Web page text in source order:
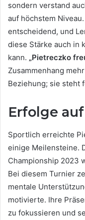
sondern verstand
auf höchstem
entscheidend, und
diese Stärke auch in
kann. „Pietreczko
Zusammenhang
Beziehung; sie steht
Erfolge
Sportlich erreichte
einige Meilensteine.
Championship 2023
Bei diesem Turnier
mentale
motivierte. Ihre
zu fokussieren und